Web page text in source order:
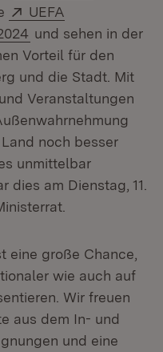
Extern:
UEFA
(Öffnet in neuem
und sehen in der
Vorteil für den
und die Stadt. Mit
Veranstaltungen
noch besser
unmittelbar
dies am Dienstag, 11.
eine große Chance,
wie auch auf
Wir freuen
aus dem In- und
und eine